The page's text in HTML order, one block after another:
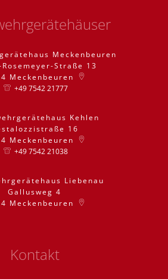
Meckenbeuren
Straße 13
Meckenbeuren
+49 7542 21777
Kehlen
16
Meckenbeuren
+49 7542 21038
Liebenau
Gallusweg 4
Meckenbeuren
Kontakt